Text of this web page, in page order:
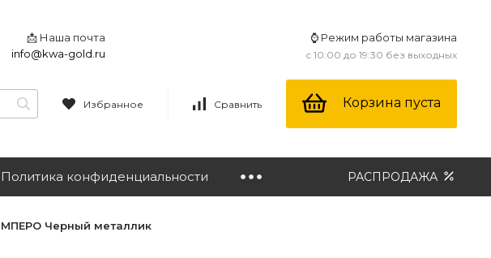
📩 Наша почта
info@kwa-gold.ru
⌚ Режим работы магазина
с 10:00 до 19:30 без выходных
Избранное Сравнить Корзина пуста
Политика конфиденциальности РАСПРОДАЖА
Черный металлик